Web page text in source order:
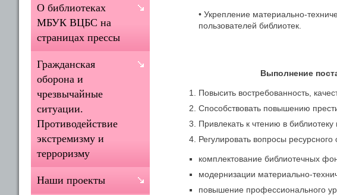
• Укрепление материально-
пользователей библиотек.
Выполнение
Повысить востребованность,
Способствовать повышению
Привлекать к чтению в
Регулировать вопросы
комплектование библиотечных
модернизации материально-
повышение профессионального
О библиотеках
МБУК ВЦБС на
страницах прессы
Гражданская
оборона и
чрезвычайные
ситуации.
Противодействие
экстремизму и
терроризму
Наши проекты